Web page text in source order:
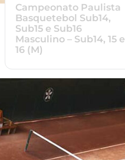
Campeonato Paulista
Basquetebol Sub14,
Sub15 e Sub16
Masculino – Sub14, 15 e
16 (M)